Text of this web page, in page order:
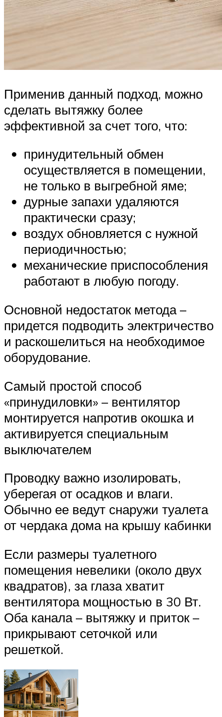
Применив данный подход, можно
сделать вытяжку более
эффективной за счет того, что:
принудительный обмен
осуществляется в помещении,
не только в выгребной яме;
дурные запахи удаляются
практически сразу;
воздух обновляется с нужной
периодичностью;
механические приспособления
работают в любую погоду.
Основной недостаток метода –
придется подводить электричество
и раскошелиться на необходимое
оборудование.
Самый простой способ
«принудиловки» – вентилятор
монтируется напротив окошка и
активируется специальным
выключателем
Проводку важно изолировать,
уберегая от осадков и влаги.
Обычно ее ведут снаружи туалета
от чердака дома на крышу кабинки
Если размеры туалетного
помещения невелики (около двух
квадратов), за глаза хватит
вентилятора мощностью в 30 Вт.
Оба канала – вытяжку и приток –
прикрывают сеточкой или
решеткой.